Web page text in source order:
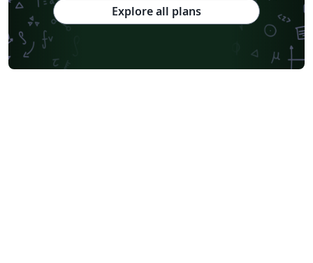
Explore all plans